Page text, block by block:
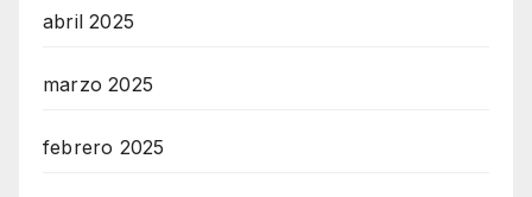
abril 2025
marzo 2025
febrero 2025